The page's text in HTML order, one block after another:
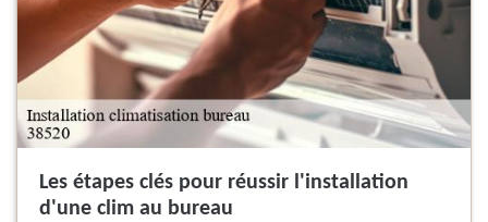
Les étapes clés pour réussir l'installation
d'une clim au bureau